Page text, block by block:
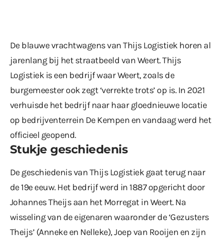
De blauwe vrachtwagens van Thijs Logistiek horen al
jarenlang bij het straatbeeld van Weert. Thijs
Logistiek is een bedrijf waar Weert, zoals de
burgemeester ook zegt ‘verrekte trots’ op is. In 2021
verhuisde het bedrijf naar haar gloednieuwe locatie
op bedrijventerrein De Kempen en vandaag werd het
officieel geopend.
Stukje geschiedenis
De geschiedenis van Thijs Logistiek gaat terug naar
de 19e eeuw. Het bedrijf werd in 1887 opgericht door
Johannes Theijs aan het Morregat in Weert. Na
wisseling van de eigenaren waaronder de ‘Gezusters
Theijs’ (Anneke en Nelleke), Joep van Rooijen en zijn